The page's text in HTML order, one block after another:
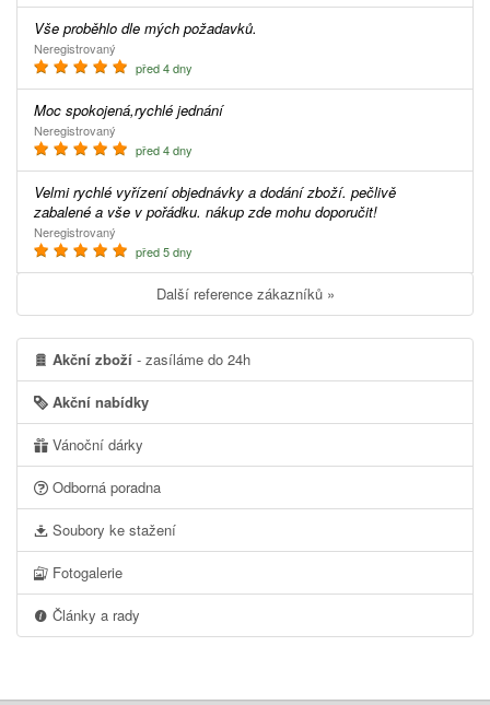
Vše proběhlo dle mých požadavků.
Neregistrovaný
před 4 dny
Moc spokojená,rychlé jednání
Neregistrovaný
před 4 dny
Velmi rychlé vyřízení objednávky a dodání zboží. pečlivě
zabalené a vše v pořádku. nákup zde mohu doporučit!
Neregistrovaný
před 5 dny
Další reference zákazníků »
Akční zboží - zasíláme do 24h
Akční nabídky
Vánoční dárky
Odborná poradna
Soubory ke stažení
Fotogalerie
Články a rady